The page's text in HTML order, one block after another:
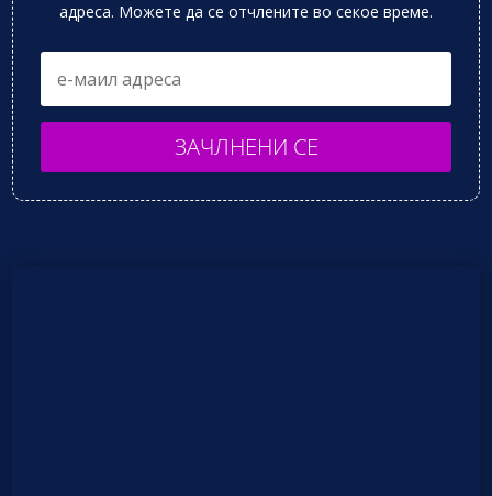
адреса. Можете да се отчлените во секое време.
ЗАЧЛНЕНИ СЕ